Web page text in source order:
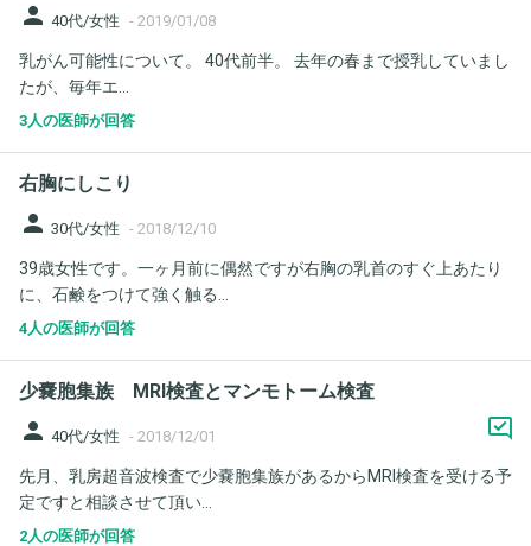
person 40代/女性 - 2019/01/08
乳がん可能性について。 40代前半。 去年の春まで授乳していまし
たが、毎年エ...
3人の医師が回答
右胸にしこり
person 30代/女性 - 2018/12/10
39歳女性です。一ヶ月前に偶然ですが右胸の乳首のすぐ上あたり
に、石鹸をつけて強く触る...
4人の医師が回答
少嚢胞集族 MRI検査とマンモトーム検査
person 40代/女性 - 2018/12/01
先月、乳房超音波検査で少嚢胞集族があるからMRI検査を受ける予
定ですと相談させて頂い...
2人の医師が回答